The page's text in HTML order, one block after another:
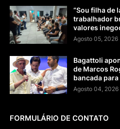
“Sou filha de
trabalhador
valores
Agosto 05, 2026
Bagattoli
de Marcos
bancada
Agosto 04, 2026
FORMULÁRIO DE CONTATO